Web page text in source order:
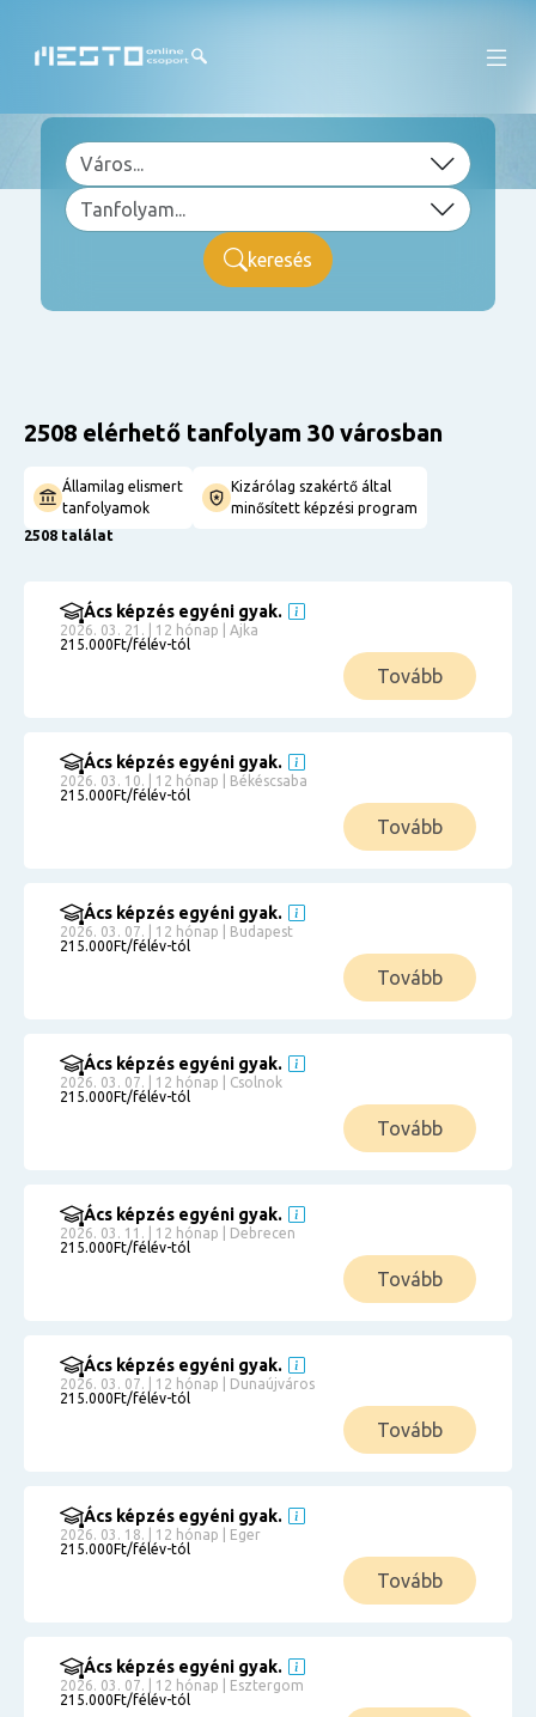
keresés
2508 elérhető tanfolyam 30 városban
Államilag elismert
tanfolyamok
Kizárólag szakértő által
minősített képzési program
2508 találat
Ács képzés egyéni gyak.
2026. 03. 21. | 12 hónap | Ajka
215.000Ft/félév-tól
Tovább
Ács képzés egyéni gyak.
2026. 03. 10. | 12 hónap | Békéscsaba
215.000Ft/félév-tól
Tovább
Ács képzés egyéni gyak.
2026. 03. 07. | 12 hónap | Budapest
215.000Ft/félév-tól
Tovább
Ács képzés egyéni gyak.
2026. 03. 07. | 12 hónap | Csolnok
215.000Ft/félév-tól
Tovább
Ács képzés egyéni gyak.
2026. 03. 11. | 12 hónap | Debrecen
215.000Ft/félév-tól
Tovább
Ács képzés egyéni gyak.
2026. 03. 07. | 12 hónap | Dunaújváros
215.000Ft/félév-tól
Tovább
Ács képzés egyéni gyak.
2026. 03. 18. | 12 hónap | Eger
215.000Ft/félév-tól
Tovább
Ács képzés egyéni gyak.
2026. 03. 07. | 12 hónap | Esztergom
215.000Ft/félév-tól